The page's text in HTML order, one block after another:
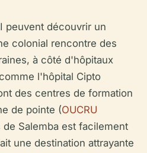
peuvent découvrir un
colonial rencontre des
à côté d'hôpitaux
l'hôpital Cipto
des centres de formation
de pointe (OUCRU
de Salemba est facilement
une destination attrayante